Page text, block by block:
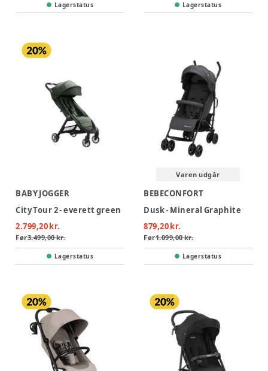
Lagerstatus Lagerstatus
BABY JOGGER
City Tour 2 - everett green
2.799,20 kr.
Før3.499,00 kr.
Lagerstatus
Varen udgår
BEBECONFORT
Dusk - Mineral Graphite
879,20 kr.
Før1.099,00 kr.
Lagerstatus